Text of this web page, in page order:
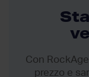
Con
prezzo e